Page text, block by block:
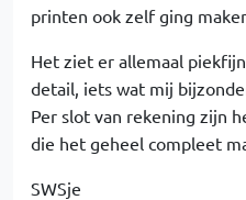
printen ook zelf ging
Het ziet er allemaal
detail, iets wat mij
Per slot van rekening zijn
die het geheel compleet
SWSje